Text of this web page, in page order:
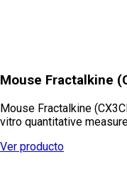
Mouse Fractalkine
Mouse Fractalkine
vitro quantitative
Ver producto